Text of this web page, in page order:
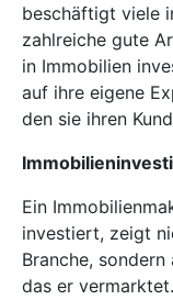
beschäftigt viele
zahlreiche gute
in Immobilien
auf ihre eigene
den sie ihren
Ein
investiert, zeigt
Branche,
das er